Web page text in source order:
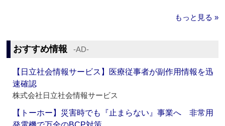
もっと見る »
おすすめ情報 ‐AD‐
【日立社会情報サービス】医療従事者が副作用情報を迅
速確認
株式会社日立社会情報サービス
【トーホー】災害時でも『止まらない』事業へ 非常用